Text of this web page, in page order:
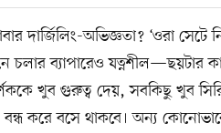
দার্জিলিং-অভিজ্ঞতা? ‘ওরা সেটে
চলার ব্যাপারেও
খুব গুরুত্ব দেয়, সবকিছু খুব
করে বসে থাকবে। অন্য